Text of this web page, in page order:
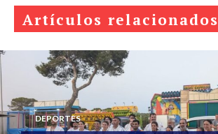
Artículos relacionados
DEPORTES